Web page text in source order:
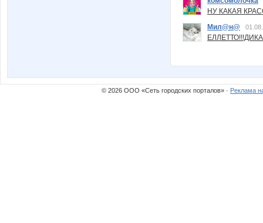
НУ КАКАЯ
Мил@н@
© 2026 ООО «Сеть городских порталов» · Реклама